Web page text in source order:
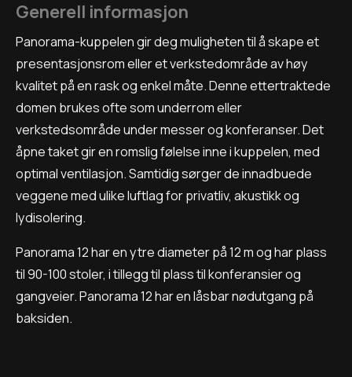
Generell informasjon
Panorama-kuppelen gir deg muligheten til å skape et
presentasjonsrom eller et verkstedområde av høy
kvalitet på en rask og enkel måte. Denne ettertraktede
domen brukes ofte som underrom eller
verkstedsområde under messer og konferanser. Det
åpne taket gir en romslig følelse inne i kuppelen, med
optimal ventilasjon. Samtidig sørger de innadbuede
veggene med ulike luftlag for privatliv, akustikk og
lydisolering.
Panorama 12 har en ytre diameter på 12 m og har plass
til 90-100 stoler, i tillegg til plass til konferansier og
gangveier. Panorama 12 har en låsbar nødutgang på
baksiden.